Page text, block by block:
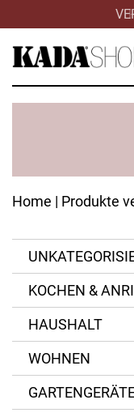
Home | Produkte
KOCHEN &
HAUSHALT
WOHNEN
Aluminium
Aluminium